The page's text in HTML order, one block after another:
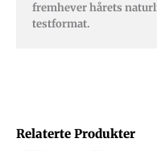
Relaterte Produkter
fremhever hårets
testformat.